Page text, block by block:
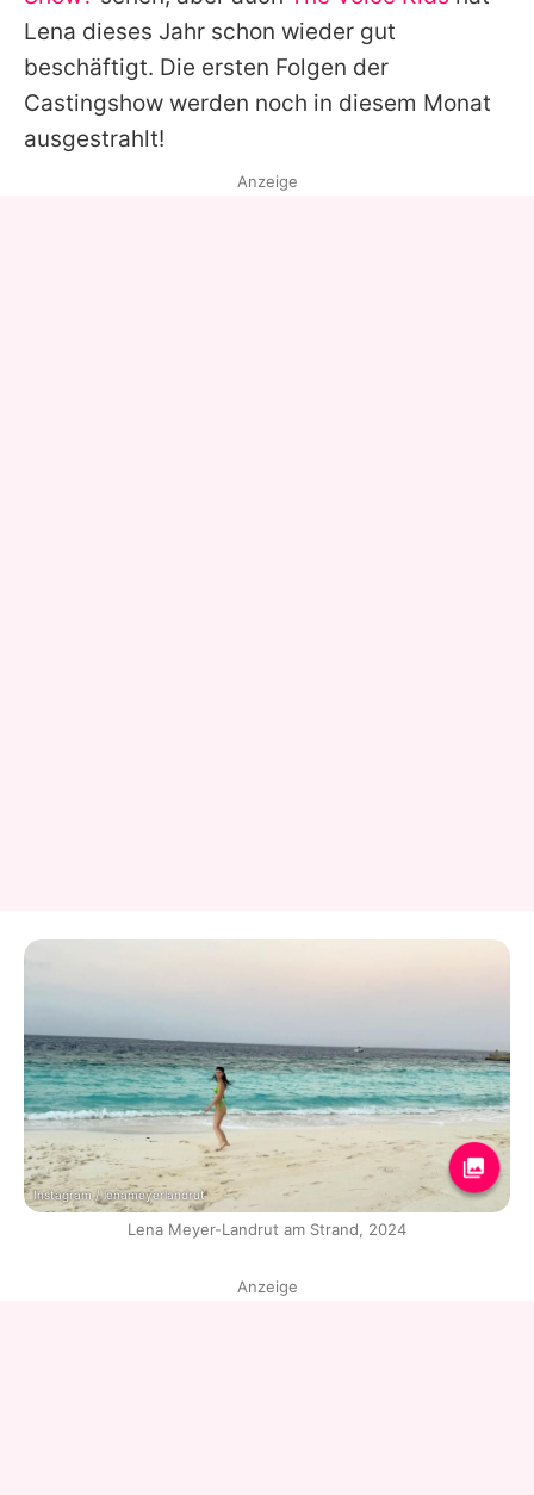
Lena dieses Jahr schon wieder gut
beschäftigt. Die ersten Folgen der
Castingshow werden noch in diesem Monat
ausgestrahlt!
Anzeige
Instagram / lenameyerlandrut
Lena Meyer-Landrut am Strand, 2024
Anzeige